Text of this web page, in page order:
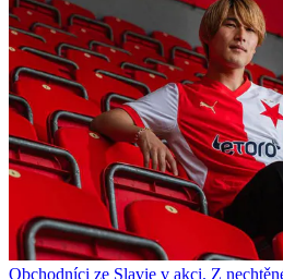
Obchodníci ze Slavie v akci. Z